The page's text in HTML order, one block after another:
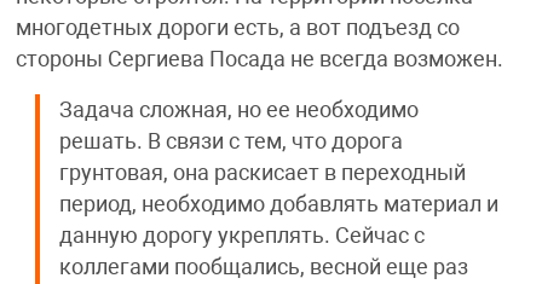
многодетных дороги есть, а вот подъезд со
стороны Сергиева Посада не всегда возможен.
Задача сложная, но ее необходимо
решать. В связи с тем, что дорога
грунтовая, она раскисает в переходный
период, необходимо добавлять материал и
данную дорогу укреплять. Сейчас с
коллегами пообщались, весной еще раз